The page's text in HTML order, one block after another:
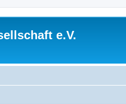
e.V.